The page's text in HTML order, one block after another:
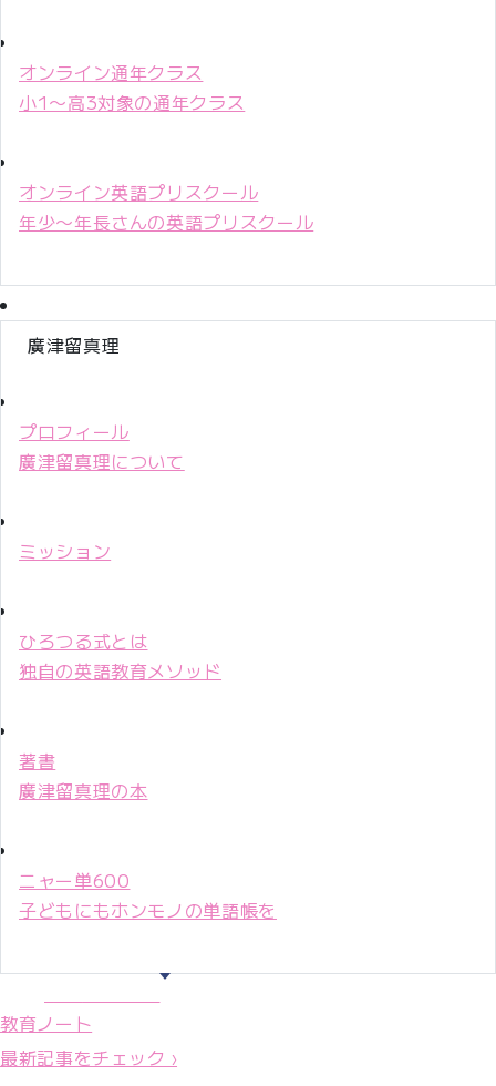
オンライン通年クラス
小1〜高3対象の通年クラス
オンライン英語プリスクール
年少〜年長さんの英語プリスクール
廣津留真理
プロフィール
廣津留真理について
ミッション
ひろつる式とは
独自の英語教育メソッド
著書
廣津留真理の本
ニャー単600
子どもにもホンモノの単語帳を
教育ノート
最新記事をチェック ›